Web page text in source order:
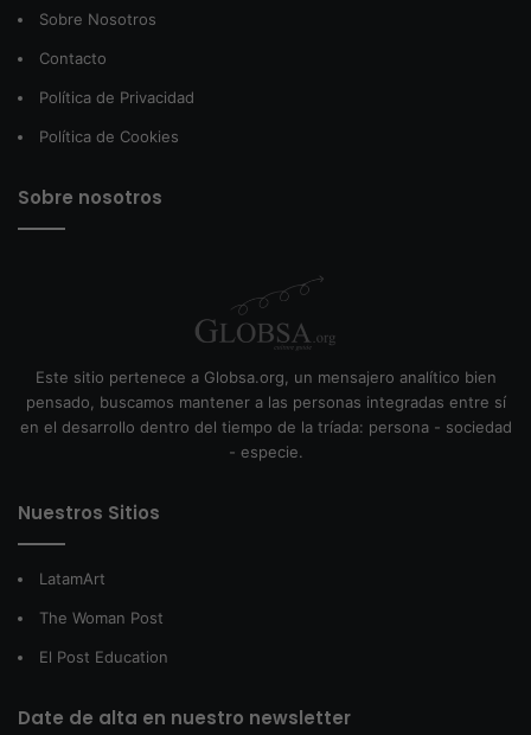
Sobre Nosotros
Contacto
Política de Privacidad
Política de Cookies
Sobre nosotros
Este sitio pertenece a Globsa.org, un mensajero analítico bien
pensado, buscamos mantener a las personas integradas entre sí
en el desarrollo dentro del tiempo de la tríada: persona - sociedad
- especie.
Nuestros Sitios
LatamArt
The Woman Post
El Post Education
Date de alta en nuestro newsletter